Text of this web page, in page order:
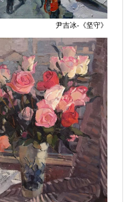
尹吉冰-《坚守》